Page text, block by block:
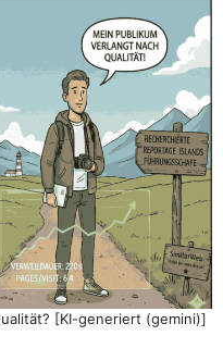
[KI-generiert (gemini)]